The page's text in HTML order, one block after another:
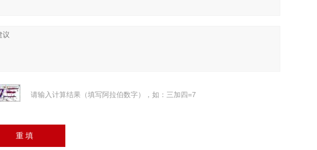
请输入计算结果（填写阿拉伯数字），如：三加四=7